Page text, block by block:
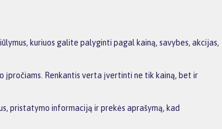
kuriuos galite palyginti pagal kainą, savybes, akcijas,
įpročiams. Renkantis verta įvertinti ne tik kainą, bet ir
pristatymo informaciją ir prekės aprašymą, kad